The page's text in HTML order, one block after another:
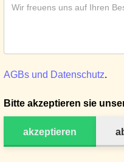
AGBs und Datenschutz.
Bitte akzeptieren sie
akzeptieren